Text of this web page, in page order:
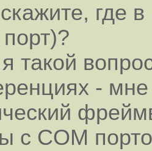
где
такой
- мне
с COM